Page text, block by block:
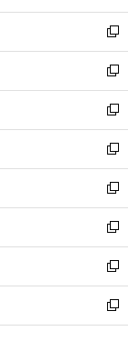
ン
ド
ウ
で
開
く
ウ
ィ
ン
ド
ウ
で
開
く
し
い
ウ
ィ
ン
ド
ウ
で
開
く
新
し
い
ウ
ィ
ン
ド
ウ
で
開
く
新
し
い
ウ
ィ
ン
ド
ウ
で
開
く
新
し
い
ウ
ィ
ン
ド
ウ
で
開
く
新
し
い
ウ
ィ
ン
ド
ウ
で
開
新
し
い
ウ
ィ
ン
ド
ウ
新
し
い
ウ
ィ
ン
新
し
い
ウ
新
し